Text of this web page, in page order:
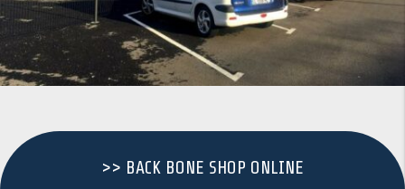
>> BACK BONE SHOP ONLINE